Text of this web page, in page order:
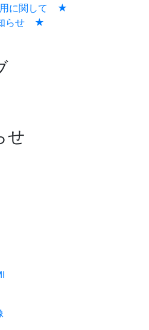
に関して ★
らせ ★
せ